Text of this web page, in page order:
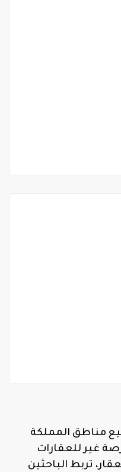
مناطق المملكة
غير للعقارات
تربط الباحثين